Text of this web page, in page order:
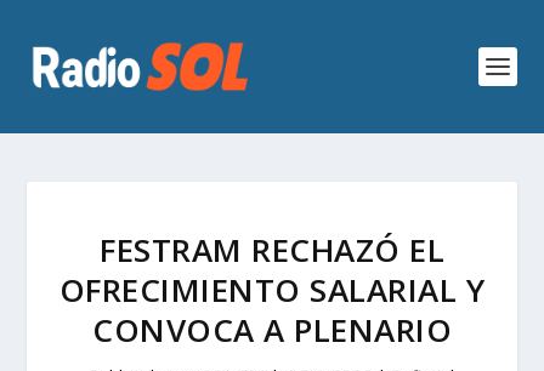
FESTRAM RECHAZÓ EL
OFRECIMIENTO SALARIAL Y
CONVOCA A PLENARIO